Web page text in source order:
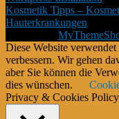
Kosmetik Tipps –
Hauterkrankungen
Diese Website
verbessern. Wir gehen
aber Sie können die
dies wünschen.
Privacy & Cookies